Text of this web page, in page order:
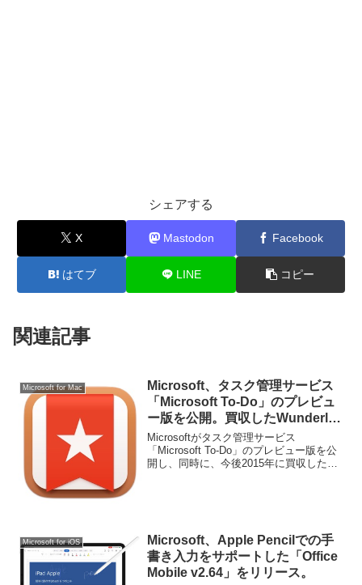
シェアする
X Mastodon Facebook
はてブ LINE コピー
関連記事
Microsoft for Mac
Microsoft、タスク管理サービス
「Microsoft To-Do」のプレビュ
ー版を公開。買収したWunderlist
は今後廃止予定で、ユーザーには
移行ツールを提供。
Microsoftがタスク管理サービス
「Microsoft To-Do」のプレビュー版を公
開し、同時に、今後2015年に買収した
Microsoft for iOS
Microsoft、Apple Pencilでの手
書き入力をサポートした「Office
Mobile v2.64」をリリース。